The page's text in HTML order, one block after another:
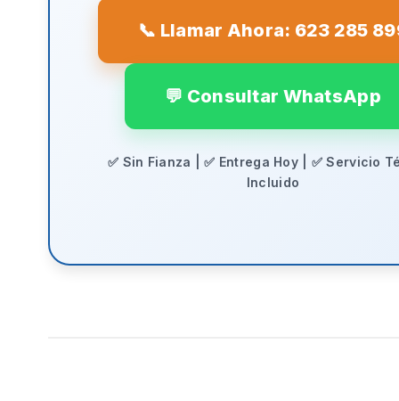
📞 Llamar Ahora: 623 285
💬 Consultar WhatsApp
✅ Sin Fianza | ✅ Entrega Hoy | ✅ Servicio
Incluido